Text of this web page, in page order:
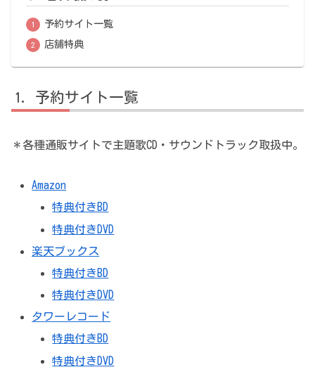
予約サイト一覧
店舗特典
予約サイト一覧
＊各種通販サイトで主題歌CD・サウンドトラック取扱中。
Amazon
特典付きBD
特典付きDVD
楽天ブックス
特典付きBD
特典付きDVD
タワーレコード
特典付きBD
特典付きDVD